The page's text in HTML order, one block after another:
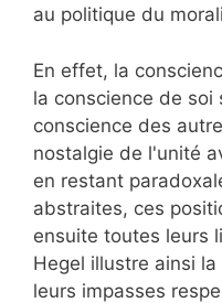
au politique du
En effet, la
la conscience de soi
conscience des
nostalgie de l'unité
en restant
abstraites, ces
ensuite toutes leurs
Hegel illustre ainsi
leurs impasses